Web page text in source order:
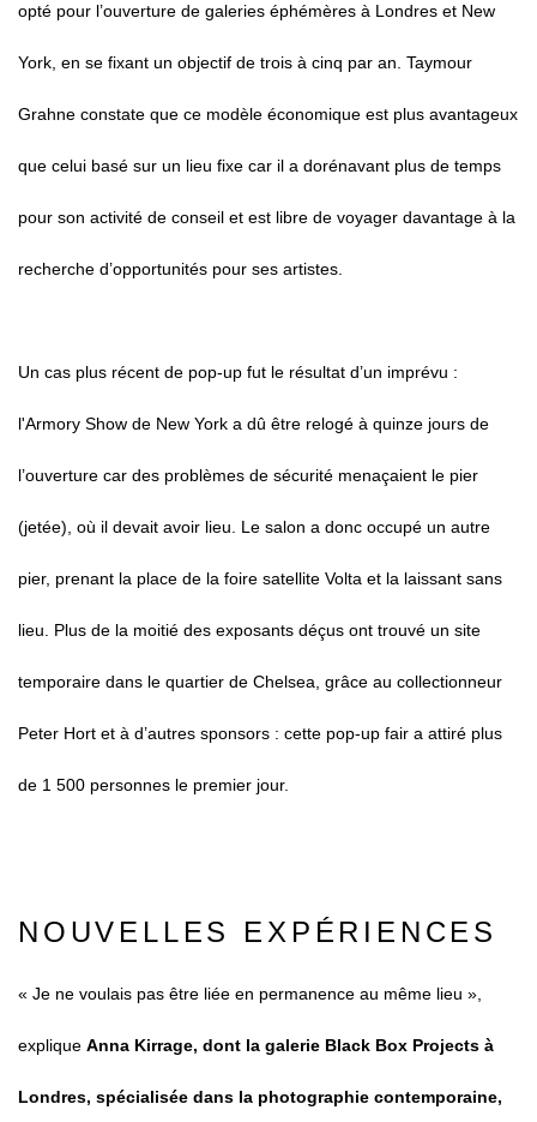
opté pour l’ouverture de galeries éphémères à Londres et New
York, en se fixant un objectif de trois à cinq par an. Taymour
Grahne constate que ce modèle économique est plus avantageux
que celui basé sur un lieu fixe car il a dorénavant plus de temps
pour son activité de conseil et est libre de voyager davantage à la
recherche d’opportunités pour ses artistes.
Un cas plus récent de pop-up fut le résultat d’un imprévu :
l'Armory Show de New York a dû être relogé à quinze jours de
l’ouverture car des problèmes de sécurité menaçaient le pier
(jetée), où il devait avoir lieu. Le salon a donc occupé un autre
pier, prenant la place de la foire satellite Volta et la laissant sans
lieu. Plus de la moitié des exposants déçus ont trouvé un site
temporaire dans le quartier de Chelsea, grâce au collectionneur
Peter Hort et à d’autres sponsors : cette pop-up fair a attiré plus
de 1 500 personnes le premier jour.
NOUVELLES EXPÉRIENCES
« Je ne voulais pas être liée en permanence au même lieu »
explique Anna Kirrage, dont la galerie Black Box Projects à
Londres, spécialisée dans la photographie contemporaine,